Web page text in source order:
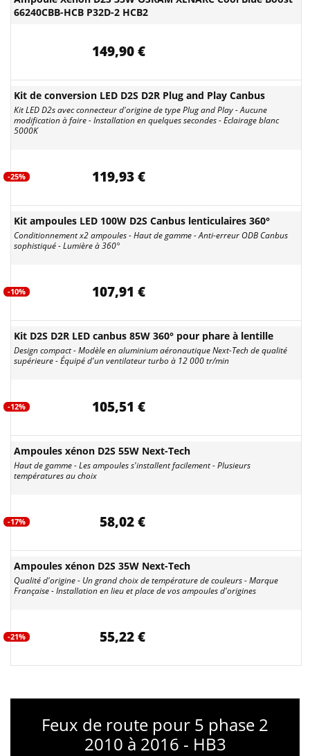
66240CBB-HCB P32D-2 HCB2
149,90 €
Kit de conversion LED D2S D2R Plug and Play Canbus
Kit LED D2s avec connecteur d'origine de type Plug and Play - Aucune
modification à faire - Installation en quelques secondes - Eclairage blanc
5000K
-25% 119,93 €
Kit ampoules LED 100W D2S Canbus lenticulaires 360°
Conditionnement x2 ampoules - Haut de gamme - Anti-erreur ODB Canbus
sophistiqué - Lumière à 360°
-10% 107,91 €
Kit D2S D2R LED canbus 85W 360° pour phare à lentille
Design compact - Modèle en aluminium aéronautique Next-Tech de qualité
supérieure - Équipé d'un ventilateur turbo à 12 000 tr/min
-12% 105,51 €
Ampoules xénon D2S 55W Next-Tech
Haut de gamme - Les ampoules s'installent facilement - Plusieurs
températures au choix
-17% 58,02 €
Ampoules xénon D2S 35W Next-Tech
Qualité d'origine - Un grand choix de température de couleurs - Marque
Française - Installation en lieu et place de vos ampoules d'origines
-21% 55,22 €
Feux de route pour 5 phase 2
2010 à 2016 - HB3